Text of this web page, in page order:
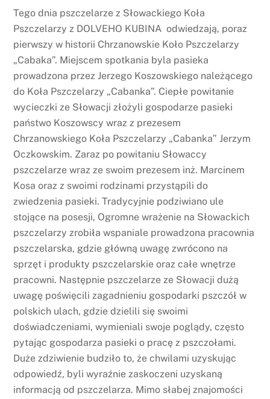
Tego dnia pszczelarze z Słowackiego Koła
Pszczelarzy z DOLVEHO KUBINA odwiedzają, poraz
pierwszy w historii Chrzanowskie Koło Pszczelarzy
„Cabaka”. Miejscem spotkania byla pasieka
prowadzona przez Jerzego Koszowskiego należącego
do Koła Pszczelarzy „Cabanka”. Ciepłe powitanie
wycieczki ze Słowacji złożyli gospodarze pasieki
państwo Koszowscy wraz z prezesem
Chrzanowskiego Koła Pszczelarzy „Cabanka” Jerzym
Oczkowskim. Zaraz po powitaniu Słowaccy
pszczelarze wraz ze swoim prezesem inż. Marcinem
Kosa oraz z swoimi rodzinami przystąpili do
zwiedzenia pasieki. Tradycyjnie podziwiano ule
stojące na posesji, Ogromne wrażenie na Słowackich
pszczelarzy zrobiła wspaniale prowadzona pracownia
pszczelarska, gdzie główną uwagę zwrócono na
sprzęt i produkty pszczelarskie oraz całe wnętrze
pracowni. Następnie pszczelarze ze Słowacji dużą
uwagę poświęcili zagadnieniu gospodarki pszczół w
polskich ulach, gdzie dzielili się swoimi
doświadczeniami, wymieniali swoje poglądy, często
pytając gospodarza pasieki o pracę z pszczołami.
Duże zdziwienie budziło to, że chwilami uzyskując
odpowiedź, byli wyraźnie zaskoczeni uzyskaną
informacją od pszczelarza. Mimo słabej znajomości